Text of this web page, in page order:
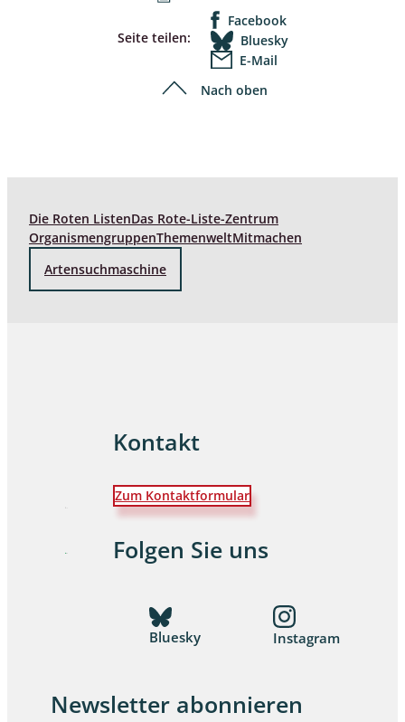
Seite teilen:
Facebook
Bluesky
E-Mail
Nach oben
Die Roten ListenDas Rote-Liste-Zentrum
OrganismengruppenThemenweltMitmachen
Artensuchmaschine
Kontakt
Zum Kontaktformular
Folgen Sie uns
Bluesky Instagram
Newsletter abonnieren